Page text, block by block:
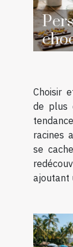
ou
Choisir
de plus
racines
se
ajoutant